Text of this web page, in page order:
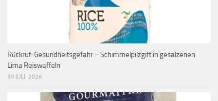
Rückruf: Gesundheitsgefahr – Schimmelpilzgift in gesalzenen
Lima Reiswaffeln
30 JULI, 2026